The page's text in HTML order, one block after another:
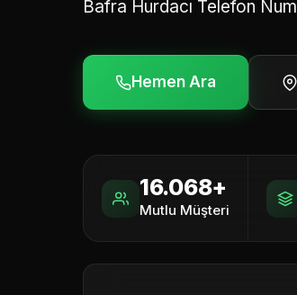
Bafra Hurdacı Telefon
Hemen Ara
16.068+
Mutlu Müşteri